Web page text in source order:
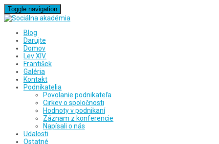
Toggle navigation
Blog
Darujte
Domov
Lev XIV.
František
Galéria
Kontakt
Podnikatelia
Povolanie podnikateľa
Cirkev o spoločnosti
Hodnoty v podnikaní
Záznam z konferencie
Napísali o nás
Udalosti
Ostatné